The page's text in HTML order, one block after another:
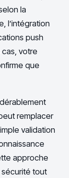
la
l’intégration
push
votre
que
remplacer
validation
approche
tout